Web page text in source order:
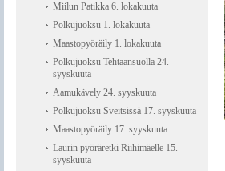
Miilun Patikka 6. lokakuuta
Polkujuoksu 1. lokakuuta
Maastopyöräily 1. lokakuuta
Polkujuoksu Tehtaansuolla 24.
syyskuuta
Aamukävely 24. syyskuuta
Polkujuoksu Sveitsissä 17. syyskuuta
Maastopyöräily 17. syyskuuta
Laurin pyöräretki Riihimäelle 15.
syyskuuta